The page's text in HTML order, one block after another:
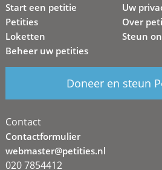
Start een petitie
Petities
Loketten
Beheer uw petities
Uw
Over
Steun
Doneer en steun
Contact
Contactformulier
webmaster@petities.nl
020 7854412